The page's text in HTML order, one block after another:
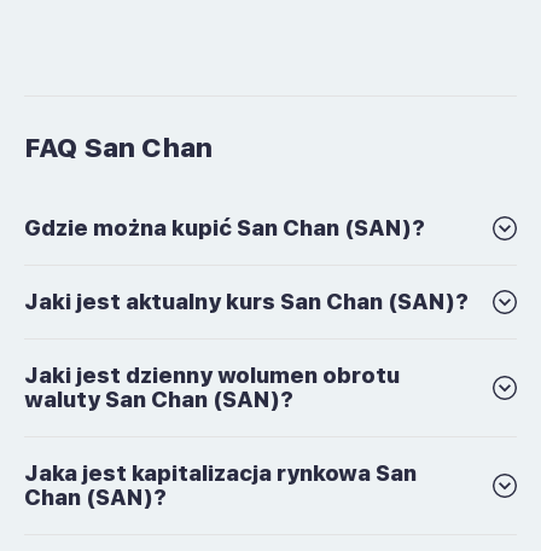
FAQ San Chan
Gdzie można kupić San Chan (SAN)?
Jaki jest aktualny kurs San Chan (SAN)?
Jaki jest dzienny wolumen obrotu
waluty San Chan (SAN)?
Jaka jest kapitalizacja rynkowa San
Chan (SAN)?